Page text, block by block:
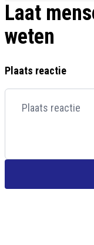
Laat
weten
Plaats reactie